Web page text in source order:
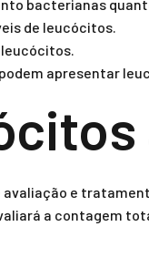
bacterianas
de leucócitos.
apresentar
e
a contagem